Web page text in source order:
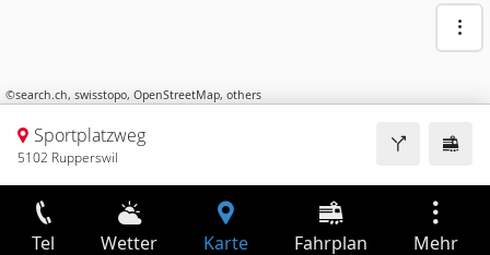
©search.ch, swisstopo, OpenStreetMap, others
Sportplatzweg
5102 Rupperswil
Tel Wetter Karte Fahrplan Mehr